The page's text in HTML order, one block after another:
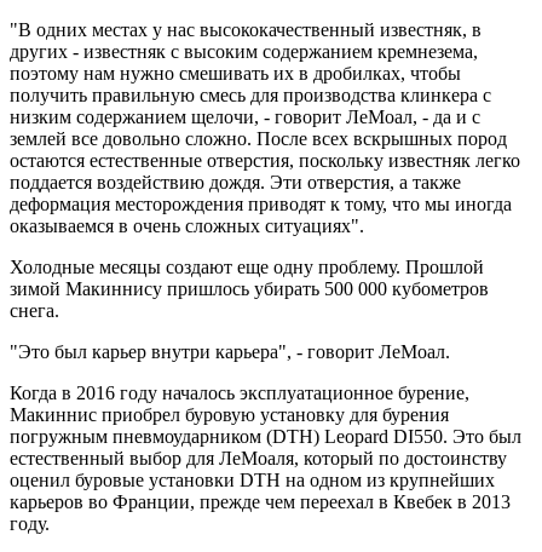
"В одних местах у нас высококачественный известняк, в
других - известняк с высоким содержанием кремнезема,
поэтому нам нужно смешивать их в дробилках, чтобы
получить правильную смесь для производства клинкера с
низким содержанием щелочи, - говорит ЛеМоал, - да и с
землей все довольно сложно. После всех вскрышных пород
остаются естественные отверстия, поскольку известняк легко
поддается воздействию дождя. Эти отверстия, а также
деформация месторождения приводят к тому, что мы иногда
оказываемся в очень сложных ситуациях".
Холодные месяцы создают еще одну проблему. Прошлой
зимой Макиннису пришлось убирать 500 000 кубометров
снега.
"Это был карьер внутри карьера", - говорит ЛеМоал.
Когда в 2016 году началось эксплуатационное бурение,
Макиннис приобрел буровую установку для бурения
погружным пневмоударником (DTH) Leopard DI550. Это был
естественный выбор для ЛеМоаля, который по достоинству
оценил буровые установки DTH на одном из крупнейших
карьеров во Франции, прежде чем переехал в Квебек в 2013
году.